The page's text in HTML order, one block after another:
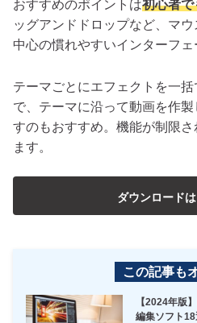
おすすめのポイントは初心者で
ッグアンドドロップなど、マ
中心の慣れやすいインターフェ
テーマごとにエフェクトを一
で、テーマに沿って動画を作
すのもおすすめ。機能が制限
ます。
ダウンロード
この記事も
【2024年版
編集ソフト